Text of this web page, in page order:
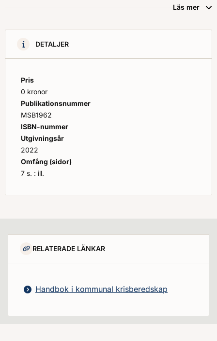
Läs mer
DETALJER
Pris
0 kronor
Publikationsnummer
MSB1962
ISBN-nummer
Utgivningsår
2022
Omfång (sidor)
7 s. : ill.
RELATERADE LÄNKAR
Handbok i kommunal krisberedskap